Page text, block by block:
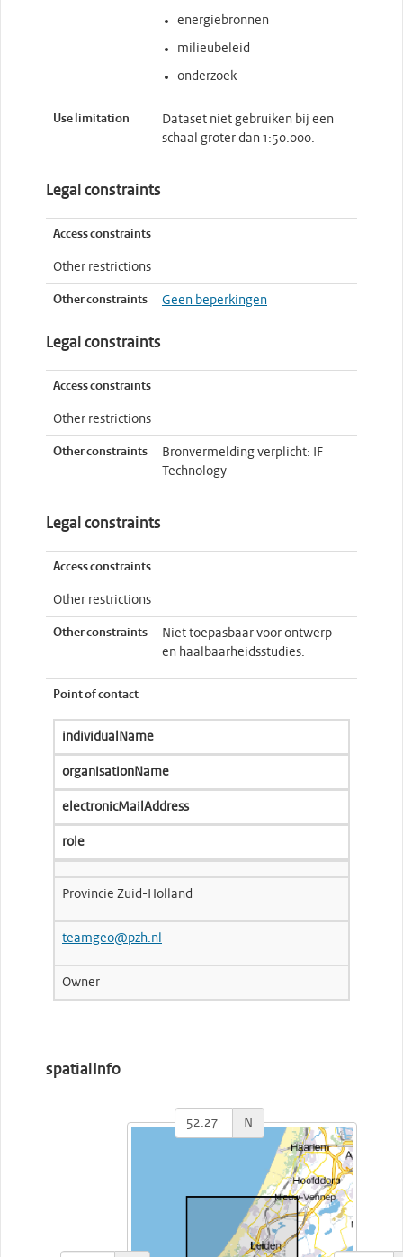
energiebronnen
milieubeleid
onderzoek
Use limitation
Dataset niet gebruiken bij een
schaal groter dan 1:50.000.
Legal constraints
Access constraints
Other restrictions
Other constraints Geen beperkingen
Legal constraints
Access constraints
Other restrictions
Other constraints
Bronvermelding verplicht: IF
Technology
Legal constraints
Access constraints
Other restrictions
Other constraints
Niet toepasbaar voor ontwerp-
en haalbaarheidsstudies.
Point of contact
individualName
organisationName
electronicMailAddress
role
Provincie Zuid-Holland
teamgeo@pzh.nl
Owner
spatialInfo
N